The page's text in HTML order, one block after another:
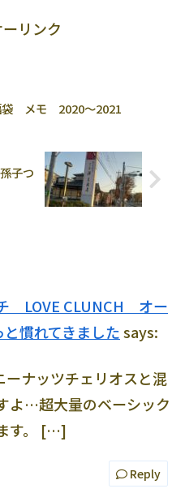
リンク
メモ 2020～2021
子つ
チ LOVE CLUNCH オー
慣れてきましたsays:
ナッツチェリオスと混
よ…超大量のベーシック
す。 […]
Reply